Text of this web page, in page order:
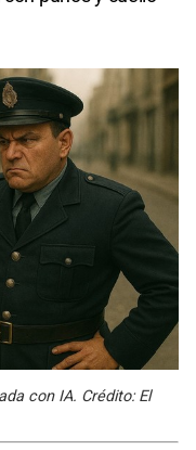
con IA. Crédito: El